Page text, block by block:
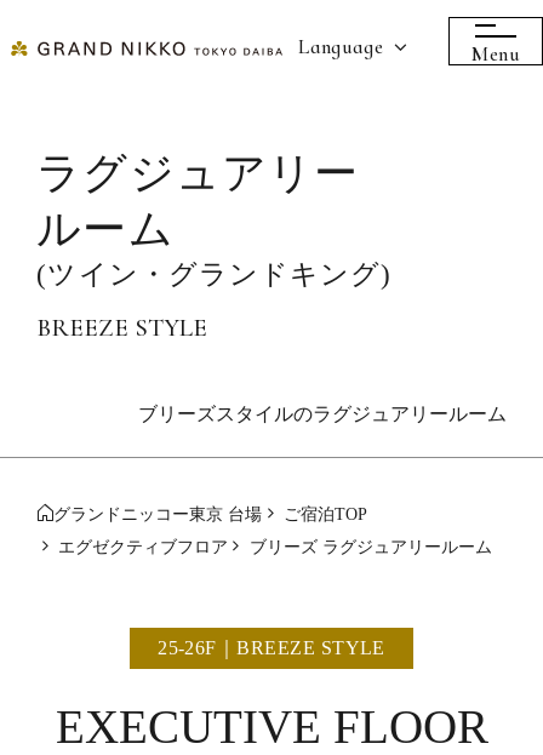
Language Menu
ラグジュアリー
ルーム
(ツイン・グランドキング)
BREEZE STYLE
ブリーズスタイルのラグジュアリールーム
グランドニッコー東京 台場
ご宿泊TOP
エグゼクティブフロア
ブリーズ ラグジュアリールーム
25-26F｜BREEZE STYLE
EXECUTIVE FLOOR